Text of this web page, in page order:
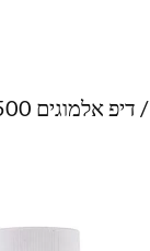
/ דיפ אלמוגים 500 מ"ל